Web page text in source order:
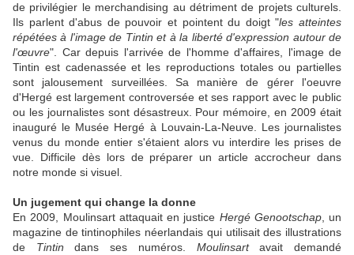
de privilégier le merchandising au détriment de projets culturels.
Ils parlent d'abus de pouvoir et pointent du doigt "les atteintes
répétées à l'image de Tintin et à la liberté d'expression autour de
l'œuvre". Car depuis l'arrivée de l'homme d'affaires, l'image de
Tintin est cadenassée et les reproductions totales ou partielles
sont jalousement surveillées. Sa manière de gérer l'oeuvre
d'Hergé est largement controversée et ses rapport avec le public
ou les journalistes sont désastreux. Pour mémoire, en 2009 était
inauguré le Musée Hergé à Louvain-La-Neuve. Les journalistes
venus du monde entier s'étaient alors vu interdire les prises de
vue. Difficile dès lors de préparer un article accrocheur dans
notre monde si visuel.
Un jugement qui change la donne
En 2009, Moulinsart attaquait en justice Hergé Genootschap, un
magazine de tintinophiles néerlandais qui utilisait des illustrations
de Tintindans ses numéros. Moulinsartavait demandé